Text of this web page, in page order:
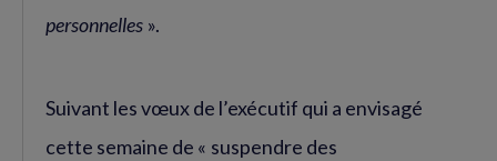
personnelles ».
Suivant les vœux de l’exécutif qui a envisagé
cette semaine de « suspendre des